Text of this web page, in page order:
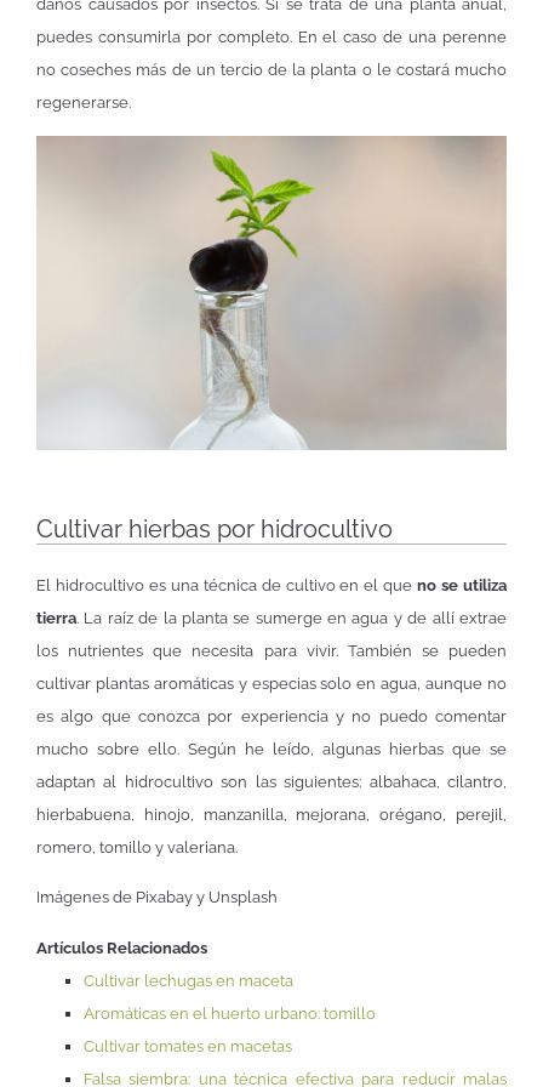
daños causados por insectos. Si se trata de una planta anual,
puedes consumirla por completo. En el caso de una perenne
no coseches más de un tercio de la planta o le costará mucho
regenerarse.
Cultivar hierbas por hidrocultivo
El hidrocultivo es una técnica de cultivo en el queno se utiliza
tierra. La raíz de la planta se sumerge en agua y de allí extrae
los nutrientes que necesita para vivir. También se pueden
cultivar plantas aromáticas y especias solo en agua, aunque no
es algo que conozca por experiencia y no puedo comentar
mucho sobre ello. Según he leído, algunas hierbas que se
adaptan al hidrocultivo son las siguientes: albahaca, cilantro,
hierbabuena, hinojo, manzanilla, mejorana, orégano, perejil,
romero, tomillo y valeriana.
Imágenes de Pixabay y Unsplash
Artículos Relacionados
Cultivar lechugas en maceta
Aromáticas en el huerto urbano: tomillo
Cultivar tomates en macetas
Falsa siembra: una técnica efectiva para reducir malas